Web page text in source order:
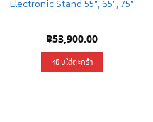
Electronic Stand 55″, 65″, 75″
฿53,900.00
หยิบใส่ตะกร้า